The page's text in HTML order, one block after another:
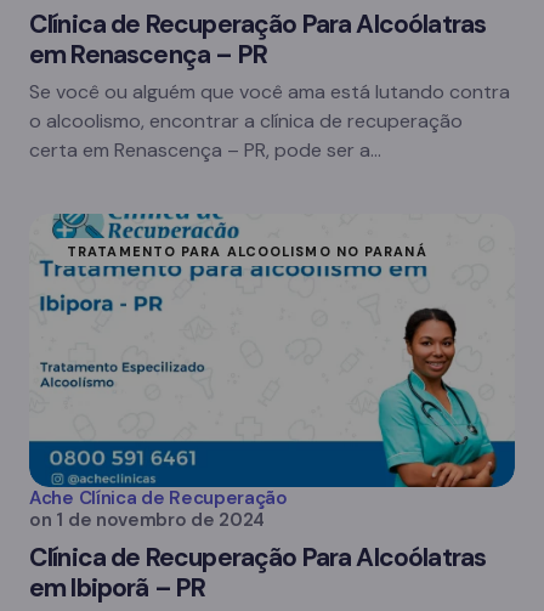
Clínica de Recuperação Para Alcoólatras
em Renascença – PR
Se você ou alguém que você ama está lutando contra
o alcoolismo, encontrar a clínica de recuperação
certa em Renascença – PR, pode ser a…
TRATAMENTO PARA ALCOOLISMO NO PARANÁ
Ache Clínica de Recuperação
on 1 de novembro de 2024
Clínica de Recuperação Para Alcoólatras
em Ibiporã – PR